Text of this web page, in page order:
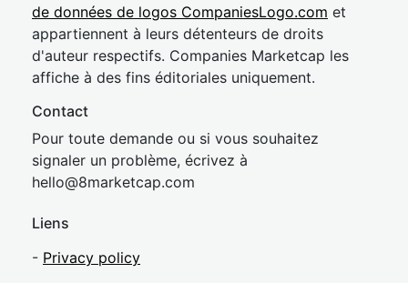
de données de logos CompaniesLogo.com et
appartiennent à leurs détenteurs de droits
d'auteur respectifs. Companies Marketcap les
affiche à des fins éditoriales uniquement.
Contact
Pour toute demande ou si vous souhaitez
signaler un problème, écrivez à
hello@8marketcap.com
Liens
- Privacy policy